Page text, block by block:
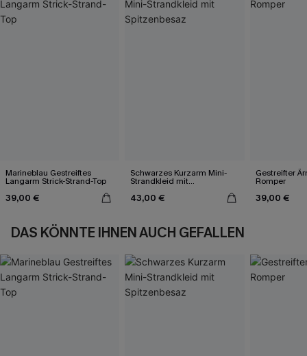
Marineblau Gestreiftes
Langarm Strick-Strand-Top
39,00 €
Schwarzes Kurzarm Mini-
Strandkleid mit
43,00 €
Gestreifter
Romper
39,00 €
DAS KÖNNTE IHNEN AUCH GEFALLEN